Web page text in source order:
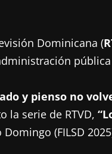
Dominicana (
y pienso no
la serie de RTVD,
(FILSD